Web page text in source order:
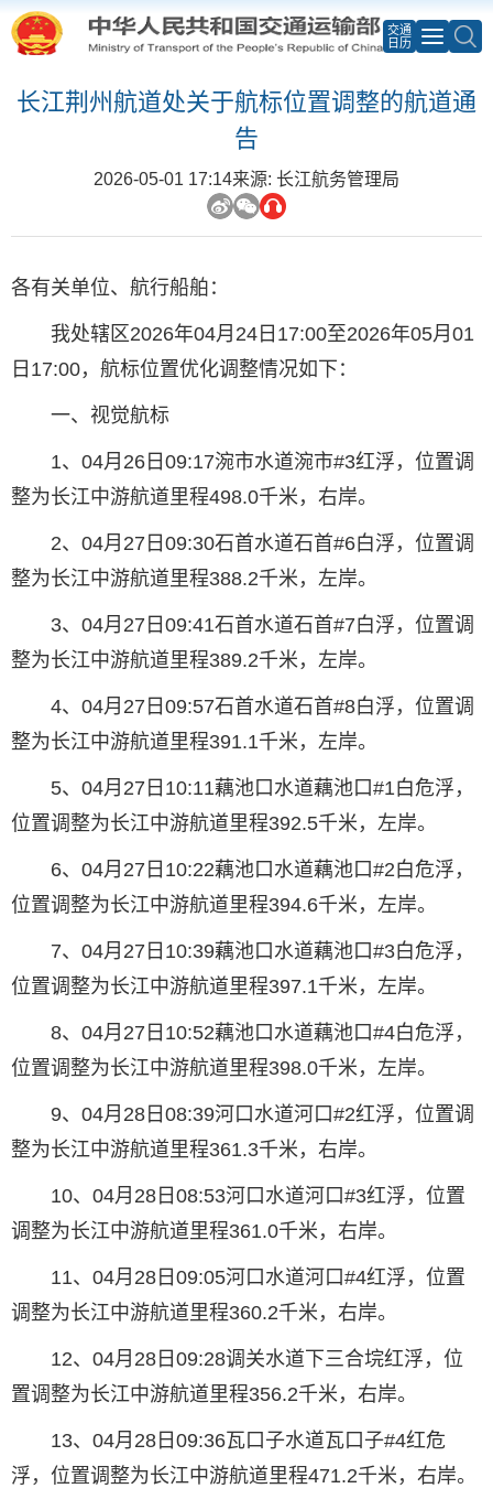
交通
日历
长江荆州航道处关于航标位置调整的航道通
告
2026-05-01 17:14来源: 长江航务管理局
各有关单位、航行船舶：
我处辖区2026年04月24日17:00至2026年05月01
日17:00，航标位置优化调整情况如下：
一、视觉航标
1、04月26日09:17涴市水道涴市#3红浮，位置调
整为长江中游航道里程498.0千米，右岸。
2、04月27日09:30石首水道石首#6白浮，位置调
整为长江中游航道里程388.2千米，左岸。
3、04月27日09:41石首水道石首#7白浮，位置调
整为长江中游航道里程389.2千米，左岸。
4、04月27日09:57石首水道石首#8白浮，位置调
整为长江中游航道里程391.1千米，左岸。
5、04月27日10:11藕池口水道藕池口#1白危浮，
位置调整为长江中游航道里程392.5千米，左岸。
6、04月27日10:22藕池口水道藕池口#2白危浮，
位置调整为长江中游航道里程394.6千米，左岸。
7、04月27日10:39藕池口水道藕池口#3白危浮，
位置调整为长江中游航道里程397.1千米，左岸。
8、04月27日10:52藕池口水道藕池口#4白危浮，
位置调整为长江中游航道里程398.0千米，左岸。
9、04月28日08:39河口水道河口#2红浮，位置调
整为长江中游航道里程361.3千米，右岸。
10、04月28日08:53河口水道河口#3红浮，位置
调整为长江中游航道里程361.0千米，右岸。
11、04月28日09:05河口水道河口#4红浮，位置
调整为长江中游航道里程360.2千米，右岸。
12、04月28日09:28调关水道下三合垸红浮，位
置调整为长江中游航道里程356.2千米，右岸。
13、04月28日09:36瓦口子水道瓦口子#4红危
浮，位置调整为长江中游航道里程471.2千米，右岸。